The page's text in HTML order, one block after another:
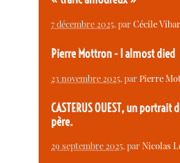
7 décembre 2025, parCécile
Pierre Mottron - I almost died
23 novembre 2025, parPierre
CASTERUS OUEST, un portrait
père.
29 septembre 2025, parNicolas